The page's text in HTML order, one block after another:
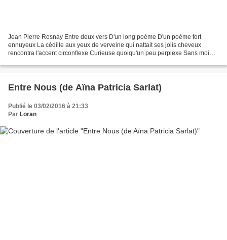
Jean Pierre Rosnay Entre deux vers D'un long poème D'un poème fort
ennuyeux La cédille aux yeux de verveine qui nattait ses jolis cheveux
rencontra l'accent circonflexe Curieuse quoiqu'un peu perplexe Sans moi
Entre Nous (de Aïna Patricia Sarlat)
Publié le 03/02/2016 à 21:33
Par Loran